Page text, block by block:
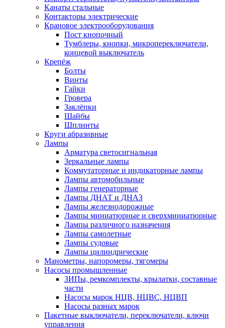
Канаты стальные
Контакторы электрические
Крановое электрооборудования
Пост кнопочный
Тумблеры, кнопки, микропереключатели,
концевой выключатель
Крепёж
Болты
Винты
Гайки
Гровера
Заклёпки
Шайбы
Шплинты
Круги абразивные
Лампы
Арматура светосигнальная
Зеркальные лампы
Коммутаторные и индикаторные лампы
Лампы автомобильные
Лампы генераторные
Лампы ДНАТ и ДНАЗ
Лампы железнодорожные
Лампы миниатюрные и сверхминиатюрные
Лампы различного назначения
Лампы самолетные
Лампы судовые
Лампы цилиндрические
Манометры, напоромеры, тягомеры
Насосы промышленные
ЗИПы, ремкомплекты, крылатки, составные
части
Насосы марок НЦВ, НЦВС, НЦВП
Насосы разных марок
Пакетные выключатели, переключатели, ключи
управления